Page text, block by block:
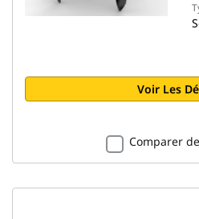
Voir Les
Comparer